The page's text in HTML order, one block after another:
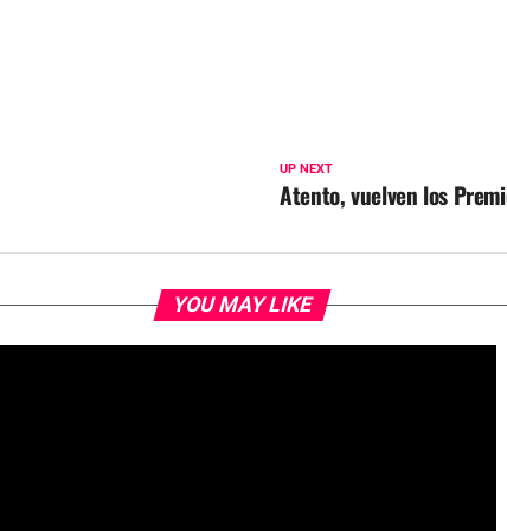
UP NEXT
Atento, vuelven los
YOU MAY LIKE